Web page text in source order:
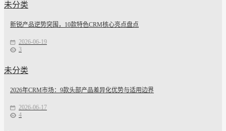
未分类
新锐产品逆势突围，10款特色CRM核心亮点盘点
2026-06-19
3
未分类
2026年CRM市场：9款头部产品差异化优势与适用边界
2026-06-17
4